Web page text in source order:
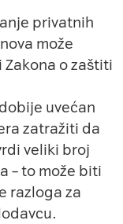
privatnih
može
o zaštiti
uvećan
zatražiti da
veliki broj
– to može biti
razloga za